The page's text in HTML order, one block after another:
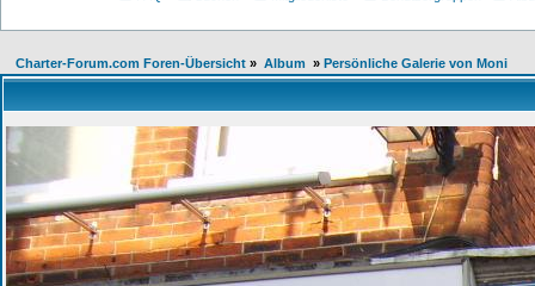
Charter-Forum.com Foren-Übersicht » Album » Persönliche Galerie von Moni